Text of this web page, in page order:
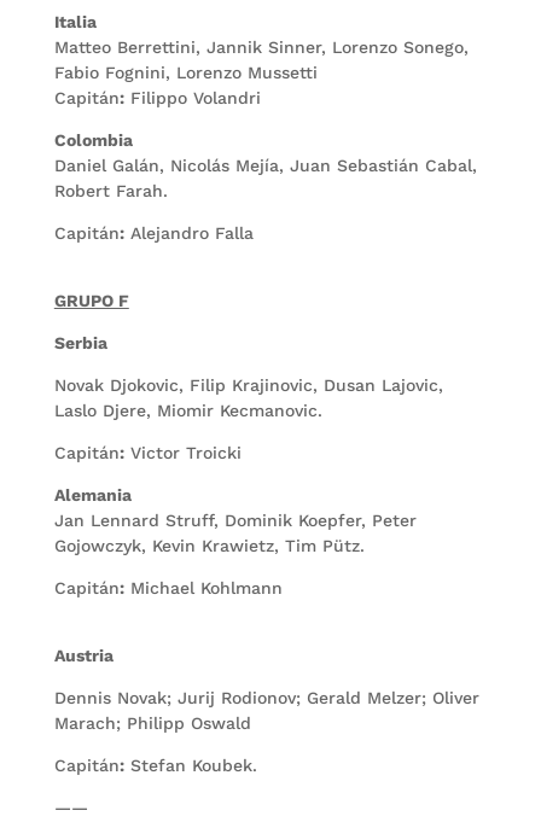
Italia
Matteo Berrettini, Jannik Sinner, Lorenzo Sonego,
Fabio Fognini, Lorenzo Mussetti
Capitán:Filippo Volandri
Colombia
Daniel Galán, Nicolás Mejía, Juan Sebastián Cabal,
Robert Farah.
Capitán:Alejandro Falla
GRUPO F
Serbia
Novak Djokovic, Filip Krajinovic, Dusan Lajovic,
Laslo Djere, Miomir Kecmanovic.
Capitán:Victor Troicki
Alemania
Jan Lennard Struff, Dominik Koepfer, Peter
Gojowczyk, Kevin Krawietz, Tim Pütz.
Capitán:Michael Kohlmann
Austria
Dennis Novak; Jurij Rodionov; Gerald Melzer; Oliver
Marach; Philipp Oswald
Capitán:Stefan Koubek.
——